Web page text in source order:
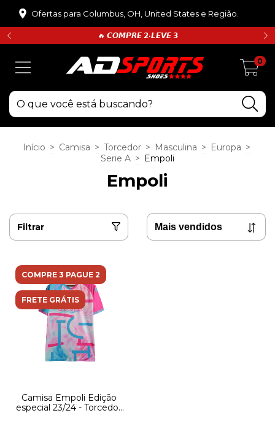
Ofertas para Columbus, OH, United States e Região.
🔥 𝘾𝙊𝙈𝙋𝙍𝙀 𝟮•𝙇𝙀𝙑𝙀 𝟯
0
Início > Camisa > Torcedor > Masculina > Europa >
Serie A > Empoli
Empoli
Filtrar
COMPRE 3 PAGUE 2
FRETE GRÁTIS
Camisa Empoli Edição
especial 23/24 - Torcedor